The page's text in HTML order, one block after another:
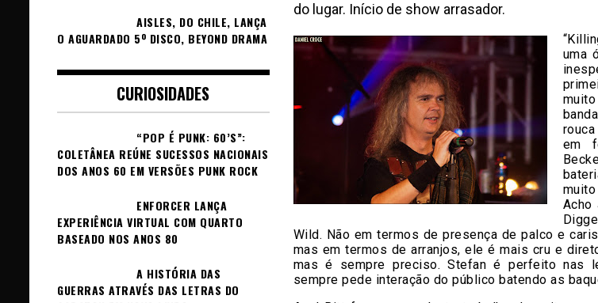
do lugar. Início de show arrasador.
uma
em
Acho
Wild. Não em termos de presença de palco e
mas em termos de arranjos, ele é mais cru e
mas é sempre preciso. Stefan é perfeito nas
sempre pede interação do público batendo as
AISLES, DO CHILE, LANÇA
O AGUARDADO 5º DISCO, BEYOND DRAMA
CURIOSIDADES
“POP É PUNK: 60’S”:
COLETÂNEA REÚNE SUCESSOS NACIONAIS
DOS ANOS 60 EM VERSÕES PUNK ROCK
ENFORCER LANÇA
EXPERIÊNCIA VIRTUAL COM QUARTO
BASEADO NOS ANOS 80
A HISTÓRIA DAS
GUERRAS ATRAVÉS DAS LETRAS DO